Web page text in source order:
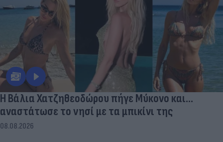
Η Βάλια Χατζηθεοδώρου πήγε Μύκονο και...
αναστάτωσε το νησί με τα μπικίνι της
08.08.2026